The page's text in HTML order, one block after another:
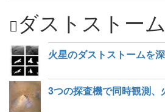
ダストストーム